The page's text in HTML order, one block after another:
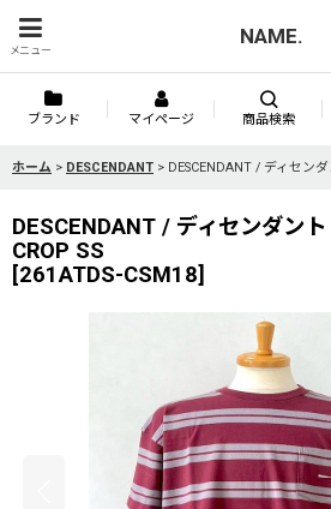
メニュー
NAME.
ブランド マイページ 商品検索
ホーム > DESCENDANT > DESCENDANT / ディセン
DESCENDANT / ディセンダン
CROP SS
[261ATDS-CSM18]